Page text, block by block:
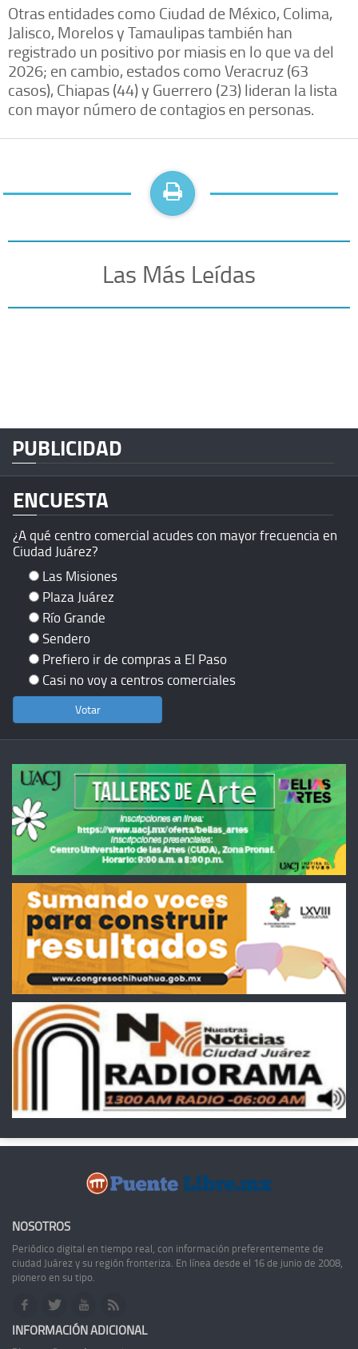
Otras entidades como Ciudad de México, Colima,
Jalisco, Morelos y Tamaulipas también han
registrado un positivo por miasis en lo que va del
2026; en cambio, estados como Veracruz (63
casos), Chiapas (44) y Guerrero (23) lideran la lista
con mayor número de contagios en personas.
Las Más Leídas
PUBLICIDAD
ENCUESTA
¿A qué centro comercial acudes con mayor frecuencia en
Ciudad Juárez?
Las Misiones
Plaza Juárez
Río Grande
Sendero
Prefiero ir de compras a El Paso
Casi no voy a centros comerciales
NOSOTROS
Periódico digital en tiempo real, con información preferentemente de
ciudad Juárez y su región fronteriza. En línea desde el 16 de junio de 2008,
pionero en su tipo.
INFORMACIÓN ADICIONAL